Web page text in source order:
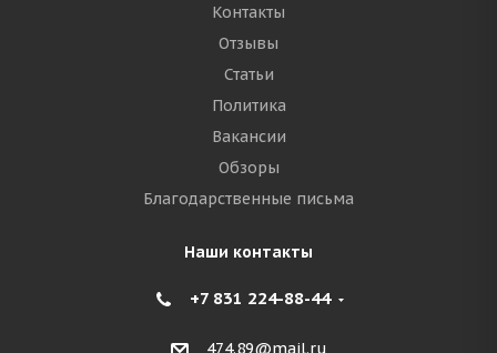
Контакты
Отзывы
Статьи
Политика
Вакансии
Обзоры
Благодарственные письма
Наши контакты
+7 831 224-88-44
474.89@mail.ru